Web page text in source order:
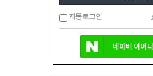
자동로그인